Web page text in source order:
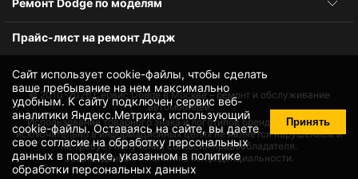
Сайт использует cookie-файлы, чтобы сделать
ваше пребывание на нем максимально
удобным. К cайту подключен сервис веб-
аналитики Яндекс.Метрика, использующий
cookie-файлы. Оставаясь на сайте, вы даете
своесогласие на обработку персональных
данных в порядке, указанном в политике
обработки персональных данных
Принять
Ремонт Dodge по моделям
Прайс-лист на ремонт Додж
© 2010-2026Сервис Dodge в Москве – ремонт и обслуживание
автомобилей
Использование товарного знака и логотипов бренда происходит
исключительно в информационных целях не является нарушением и
не требует получения согласия правообладателя.
Защита данных и политика конфиденциальности.